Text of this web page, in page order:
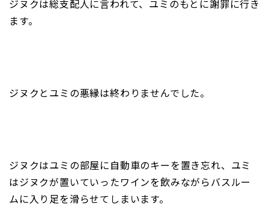
ジヌクは総支配人に言われて、ユミのもとに謝罪に行き
ます。
ジヌクとユミの悪縁は終わりませんでした。
ジヌクはユミの部屋に自動車のキーを置き忘れ、ユミ
はジヌクが置いていったワインを飲みながらバスルー
ムに入り足を滑らせてしまいます。